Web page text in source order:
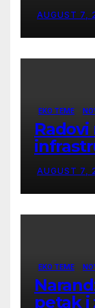
AUGUST 7,
EKO TEME
AUGUST 7,
EKO TEME
petak i